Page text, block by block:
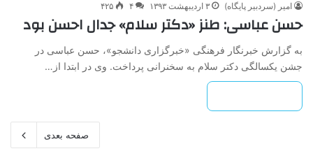
امیر (سردبیر پایگاه) ۳ اردیبهشت ۱۳۹۳ ۴ ۴۲۵
حسن عباسی: طنز «دکتر سلام» جدال احسن بود
به گزارش خبرنگار فرهنگی «خبرگزاری دانشجو»، حسن عباسی در
جشن یکسالگی دکتر سلام به سخنرانی پرداخت. وی در ابتدا از…
صفحه بعدی